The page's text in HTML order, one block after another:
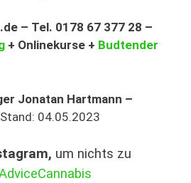
– Tel. 0178 67 377 28 –
+ Onlinekurse + Budtender
Jonatan Hartmann –
Stand: 04.05.2023
um nichts zu